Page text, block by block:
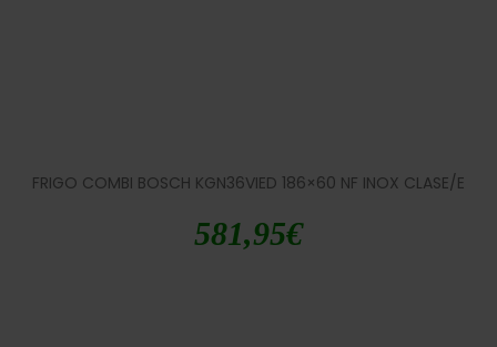
FRIGO COMBI BOSCH KGN36VIED 186×60 NF INOX CLASE/E
581,95€